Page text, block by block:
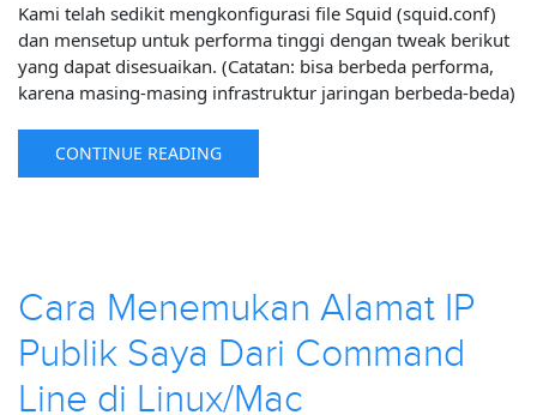
Kami telah sedikit mengkonfigurasi file Squid (squid.conf)
dan mensetup untuk performa tinggi dengan tweak berikut
yang dapat disesuaikan. (Catatan: bisa berbeda performa,
karena masing-masing infrastruktur jaringan berbeda-beda)
CONTINUE READING
Cara Menemukan Alamat IP
Publik Saya Dari Command
Line di Linux/Mac